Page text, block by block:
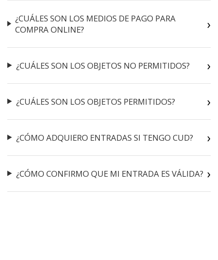
¿CUÁLES SON LOS MEDIOS DE PAGO PARA
COMPRA ONLINE?
¿CUÁLES SON LOS OBJETOS NO PERMITIDOS?
¿CUÁLES SON LOS OBJETOS PERMITIDOS?
¿CÓMO ADQUIERO ENTRADAS SI TENGO CUD?
¿CÓMO CONFIRMO QUE MI ENTRADA ES VÁLIDA?